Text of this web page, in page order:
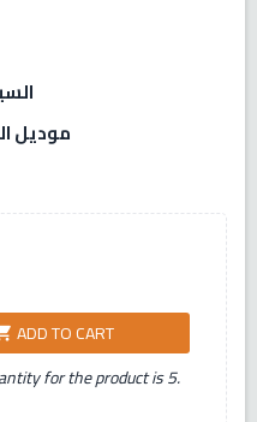
موديل
ADD TO CART
for the product is 5.